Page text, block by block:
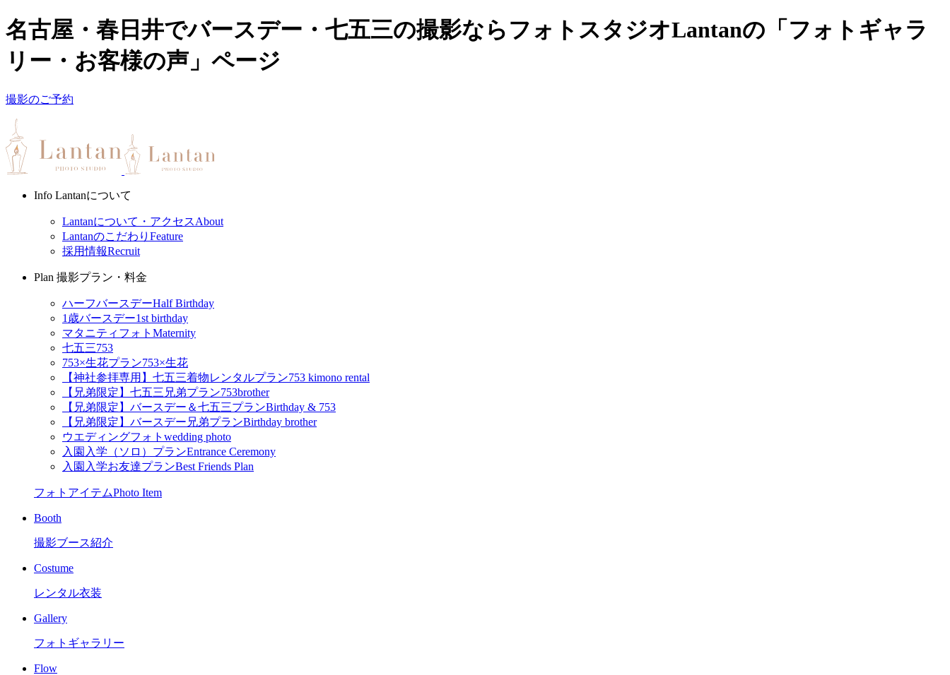
名古屋・春日井でバースデー・七五三の撮影ならフォトスタジオLantanの「フォトギャラ
リー・お客様の声」ページ
撮影のご予約
Info Lantanについて
Lantanについて・アクセスAbout
Lantanのこだわり Feature
採用情報Recruit
Plan 撮影プラン・料金
ハーフバースデーHalf Birthday
1歳バースデー1st birthday
マタニティフォト Maternity
七五三753
753×生花プラン753×生花
【神社参拝専用】七五三着物レンタルプラン753 kimono rental
【兄弟限定】七五三兄弟プラン753brother
【兄弟限定】バースデー＆七五三プランBirthday & 753
【兄弟限定】バースデー兄弟プランBirthday brother
ウエディングフォト wedding photo
入園入学（ソロ）プランEntrance Ceremony
入園入学お友達プランBest Friends Plan
フォトアイテムPhoto Item
Booth
撮影ブース紹介
Costume
レンタル衣装
Gallery
フォトギャラリー
Flow